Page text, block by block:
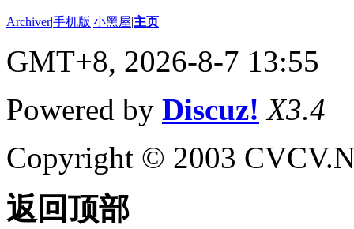
Archiver|手机版|小黑屋|主页
GMT+8, 2026-8-7 13:55
Powered by Discuz! X3.4
Copyright © 2003
返回顶部